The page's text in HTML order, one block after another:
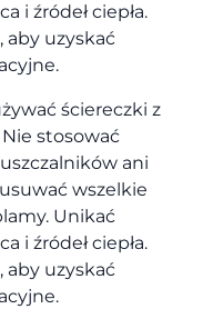
i źródeł ciepła.
aby uzyskać
ściereczki z
stosować
ani
wszelkie
Unikać
i źródeł ciepła.
aby uzyskać